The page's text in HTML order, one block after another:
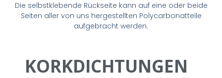
SILIKONDICHTUNGEN›
KORKDICHTUNGEN
Die selbstklebende Rückseite kann auf eine oder beide
Seiten aller von uns hergestellten Polycarbonatteile
aufgebracht werden.